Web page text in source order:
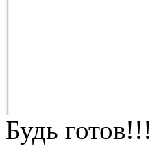
Будь готов!!!